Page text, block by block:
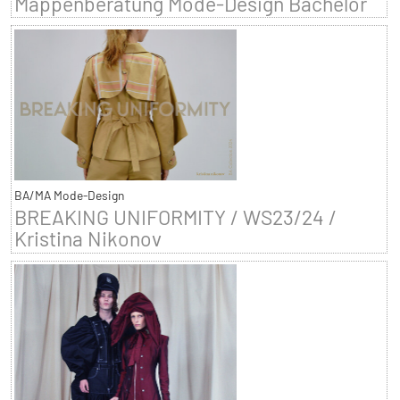
BA/MA Mode-Design
BREAKING UNIFORMITY / WS23/24 /
Kristina Nikonov